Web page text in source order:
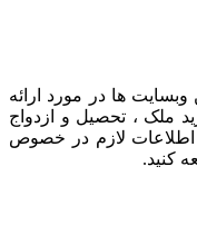
ها در مورد ارائه
ملک ، تحصیل و ازدواج
اطلاعات لازم در خصوص
کنید.